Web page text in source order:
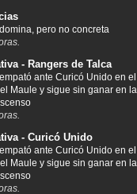
pero no concreta
- Rangers de Talca
ante Curicó Unido en el
Maule y sigue sin ganar en la
- Curicó Unido
ante Curicó Unido en el
Maule y sigue sin ganar en la